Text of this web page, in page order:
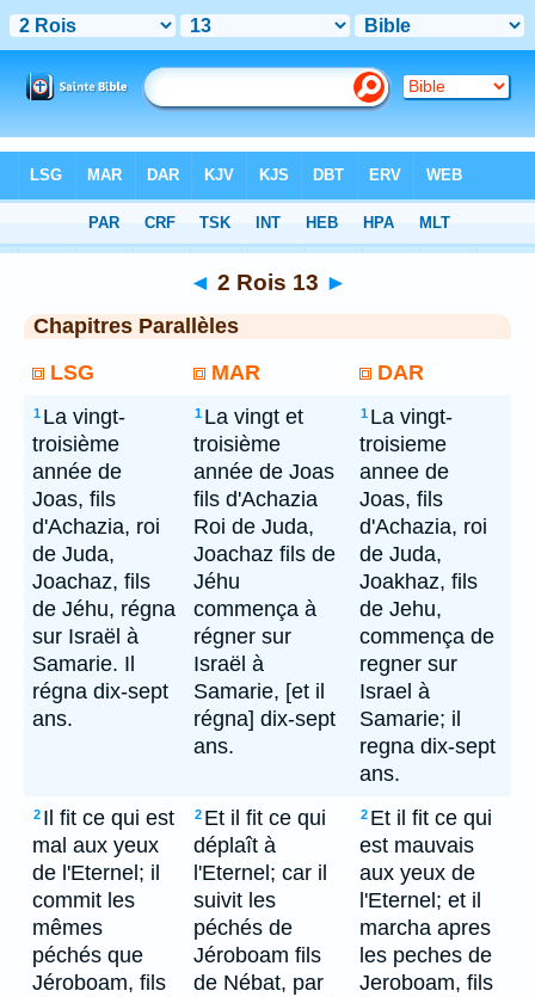
◄ 2 Rois 13 ►
Chapitres Parallèles
LSG
MAR DAR
1 La vingt-
troisième
année de
Joas, fils
d'Achazia, roi
de Juda,
Joachaz, fils
de Jéhu, régna
sur Israël à
Samarie. Il
régna dix-sept
ans.
1 La vingt et
troisième
année de Joas
fils d'Achazia
Roi de Juda,
Joachaz fils de
Jéhu
commença à
régner sur
Israël à
Samarie, [et il
régna] dix-sept
ans.
1 La vingt-
troisieme
annee de
Joas, fils
d'Achazia, roi
de Juda,
Joakhaz, fils
de Jehu,
commença de
regner sur
Israel à
Samarie; il
regna dix-sept
ans.
2 Il fit ce qui est
mal aux yeux
de l'Eternel; il
commit les
mêmes
péchés que
Jéroboam, fils
2 Et il fit ce qui
déplaît à
l'Eternel; car il
suivit les
péchés de
Jéroboam fils
de Nébat, par
2 Et il fit ce qui
est mauvais
aux yeux de
l'Eternel; et il
marcha apres
les peches de
Jeroboam, fils